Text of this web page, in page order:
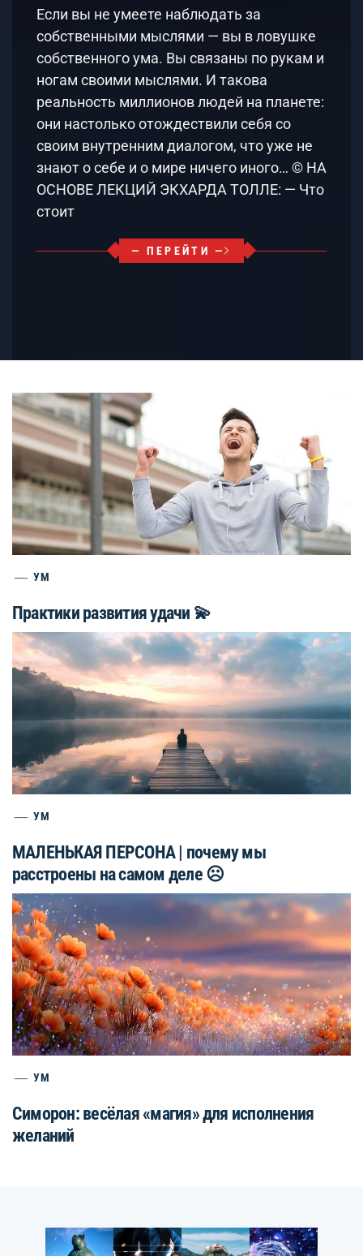
Если вы не умеете наблюдать за
собственными мыслями — вы в ловушке
собственного ума. Вы связаны по рукам и
ногам своими мыслями. И такова
реальность миллионов людей на планете:
они настолько отождествили себя со
своим внутренним диалогом, что уже не
знают о себе и о мире ничего иного… © НА
ОСНОВЕ ЛЕКЦИЙ ЭКХАРДА ТОЛЛЕ: — Что
стоит
— ПЕРЕЙТИ —
УМ
Практики развития удачи 💫
УМ
МАЛЕНЬКАЯ ПЕРСОНА | почему мы
расстроены на самом деле ☹️
УМ
Симорон: весёлая «магия» для исполнения
желаний